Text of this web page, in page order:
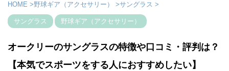
HOME >野球ギア（アクセサリー） >サングラス >
サングラス 野球ギア（アクセサリー）
オークリーのサングラスの特徴や口コミ・評判は？
【本気でスポーツをする人におすすめしたい】